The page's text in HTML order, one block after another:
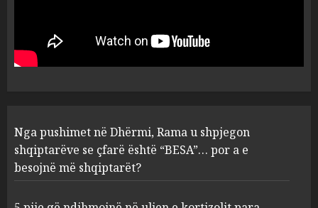
1
se çfarë është “BESA”… por a e
besojnë më shqiptarët?
AUGUST 6, 2026
2
kortizolit para gjumit dhe
përmirësojnë cilësinë e gjumit
AUGUST 6, 2026
Nga pushimet në Dhërmi, Rama u shpjegon
shqiptarëve se çfarë është “BESA”… por a e
besojnë më shqiptarët?